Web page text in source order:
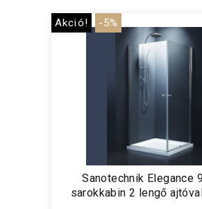
Akció! -5%
Sanotechnik Elegance
sarokkabin 2 lengő